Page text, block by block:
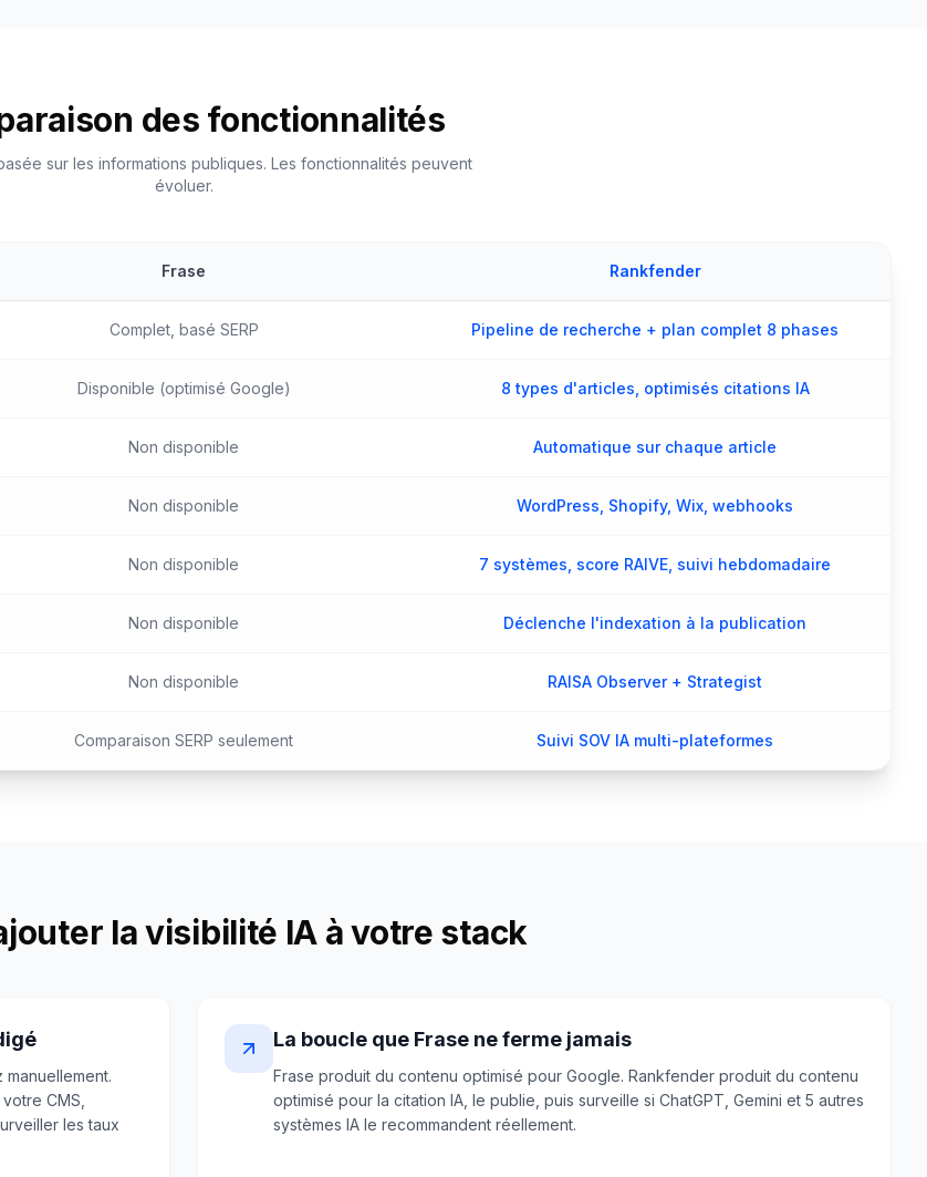
des fonctionnalités
sur les informations publiques. Les fonctionnalités peuvent
évoluer.
Frase Rankfender
Complet, basé SERP Pipeline de recherche + plan complet 8 phases
Disponible (optimisé Google) 8 types d'articles, optimisés citations IA
Non disponible Automatique sur chaque article
Non disponible WordPress, Shopify, Wix, webhooks
Non disponible 7 systèmes, score RAIVE, suivi hebdomadaire
Non disponible Déclenche l'indexation à la publication
Non disponible RAISA Observer + Strategist
Comparaison SERP seulement Suivi SOV IA multi-plateformes
la visibilité IA à votre stack
CMS,
les taux
La boucle que Frase ne ferme jamais
Frase produit du contenu optimisé pour Google. Rankfender produit du contenu
optimisé pour la citation IA, le publie, puis surveille si ChatGPT, Gemini et 5 autres
systèmes IA le recommandent réellement.